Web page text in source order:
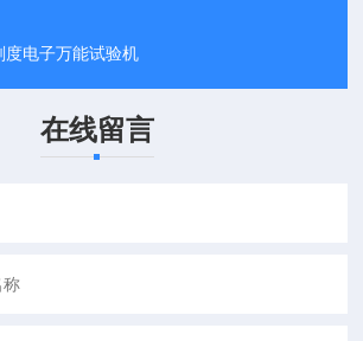
度电子万能试验机
在线留言